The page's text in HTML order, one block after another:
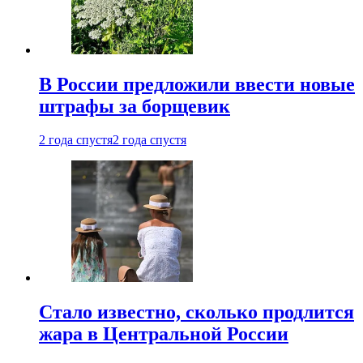
В России предложили ввести новые
штрафы за борщевик
2 года спустя2 года спустя
Стало известно, сколько продлится
жара в Центральной России